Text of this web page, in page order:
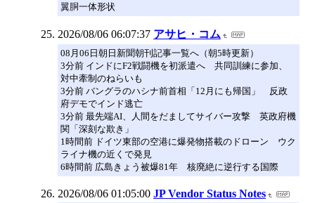
翼胴一体形状
2026/08/06 06:07:37 アサヒ・コム
08月06日朝日新聞朝刊記事一覧へ（朝5時更新）
3分前 インドにF2戦闘機を初派遣へ 共同訓練に参加、
対中牽制のねらいも
3分前 バングラのハシナ前首相「12月にも帰国」 反政
府デモでインド逃亡
3分前 最先端AI、人間をだましてサイバー攻撃 英政府機
関「深刻な欺き」
1時間前 ドイツ東部の空港に爆発物搭載のドローン ウク
ライナ機の近くで発見
6時間前 広島きょう被爆81年 核廃絶に逆行する国際
2026/08/06 01:05:00 JP Vendor Status Notes